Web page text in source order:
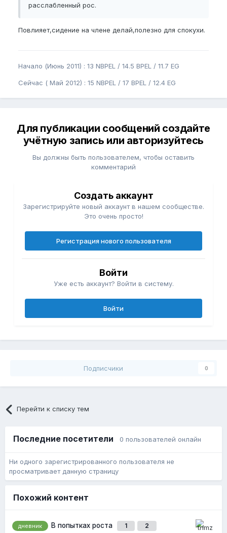
расслабленный рос.
Повлияет,сидение на члене делай,полезно для спокухи.
Начало (Июнь 2011) : 13 NBPEL / 14.5 BPEL / 11.7 EG
Сейчас ( Май 2012) : 15 NBPEL / 17 BPEL / 12.4 EG
Для публикации сообщений создайте
учётную запись или авторизуйтесь
Вы должны быть пользователем, чтобы оставить
комментарий
Создать аккаунт
Зарегистрируйте новый аккаунт в нашем сообществе.
Это очень просто!
Регистрация нового пользователя
Войти
Уже есть аккаунт? Войти в систему.
Войти
Подписчики 0
Перейти к списку тем
Последние посетители 0 пользователей онлайн
Ни одного зарегистрированного пользователя не
просматривает данную страницу
Похожий контент
дневник В попытках роста 1 2